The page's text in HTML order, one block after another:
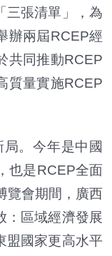
三張清單」，為
辦兩屆RCEP經
共同推動RCEP
質量實施RCEP
。今年是中國
也是RCEP全面
覽會期間，廣西
：區域經濟發展
盟國家更高水平